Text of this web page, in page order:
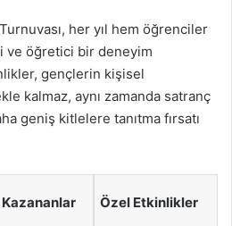
her yıl hem öğrenciler
ve öğretici bir deneyim
gençlerin kişisel
kalmaz, aynı zamanda satranç
geniş kitlelere tanıtma fırsatı
Özel Etkinlikler